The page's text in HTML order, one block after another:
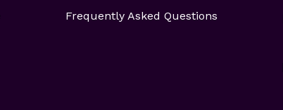
Frequently Asked Questions